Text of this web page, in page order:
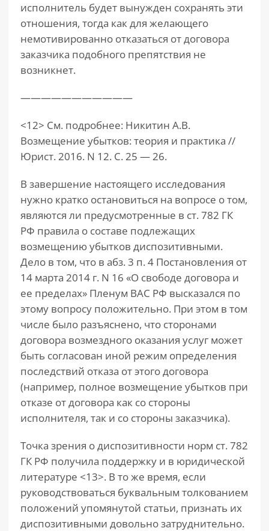
исполнитель будет вынужден сохранять эти
отношения, тогда как для желающего
немотивированно отказаться от договора
заказчика подобного препятствия не
возникнет.
———————————
<12> См. подробнее: Никитин А.В.
Возмещение убытков: теория и практика //
Юрист. 2016. N 12. С. 25 — 26.
В завершение настоящего исследования
нужно кратко остановиться на вопросе о том,
являются ли предусмотренные в ст. 782 ГК
РФ правила о составе подлежащих
возмещению убытков диспозитивными.
Дело в том, что в абз. 3 п. 4 Постановления от
14 марта 2014 г. N 16 «О свободе договора и
ее пределах» Пленум ВАС РФ высказался по
этому вопросу положительно. При этом в том
числе было разъяснено, что сторонами
договора возмездного оказания услуг может
быть согласован иной режим определения
последствий отказа от этого договора
(например, полное возмещение убытков при
отказе от договора как со стороны
исполнителя, так и со стороны заказчика).
Точка зрения о диспозитивности норм ст. 782
ГК РФ получила поддержку и в юридической
литературе <13>. В то же время, если
руководствоваться буквальным толкованием
положений упомянутой статьи, признать их
диспозитивными довольно затруднительно.